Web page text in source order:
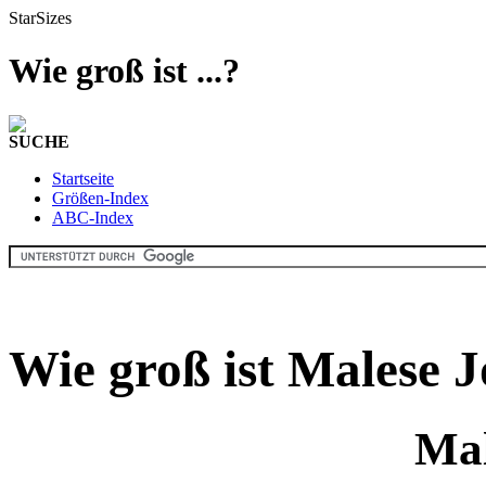
StarSizes
Wie groß ist ...?
SUCHE
Startseite
Größen-Index
ABC-Index
Wie groß ist Malese